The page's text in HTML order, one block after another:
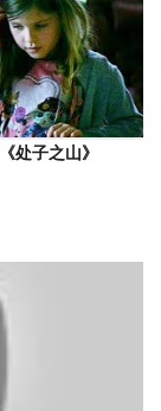
处子之山》